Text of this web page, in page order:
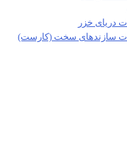
دریای خزر
سازندهای سخت (کارست)